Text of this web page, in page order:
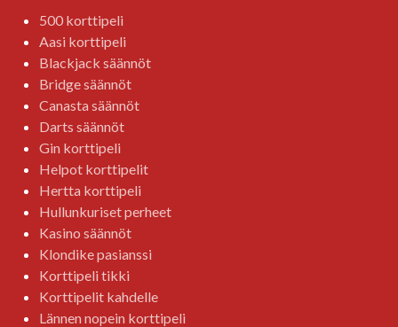
500 korttipeli
Aasi korttipeli
Blackjack säännöt
Bridge säännöt
Canasta säännöt
Darts säännöt
Gin korttipeli
Helpot korttipelit
Hertta korttipeli
Hullunkuriset perheet
Kasino säännöt
Klondike pasianssi
Korttipeli tikki
Korttipelit kahdelle
Lännen nopein korttipeli